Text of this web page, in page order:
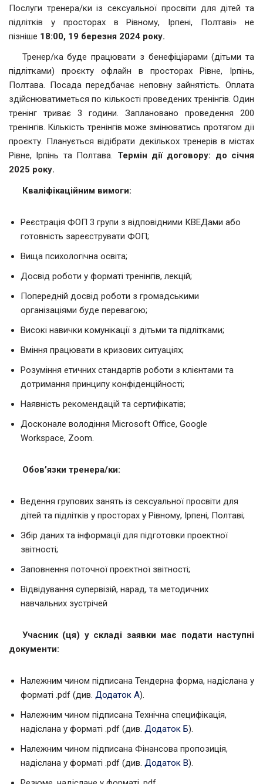
Послуги тренера/ки із сексуальної просвіти для дітей та
підлітків у просторах в Рівному, Ірпені, Полтаві» не
пізніше 18:00, 19 березня 2024 року.
Тренер/ка буде працювати з бенефіціарами (дітьми та
підлітками) проєкту офлайн в просторах Рівне, Ірпінь,
Полтава. Посада передбачає неповну зайнятість. Оплата
здійснюватиметься по кількості проведених тренінгів. Один
тренінг триває 3 години. Заплановано проведення 200
тренінгів. Кількість тренінгів може змінюватись протягом дії
проєкту. Планується відібрати декількох тренерів в містах
Рівне, Ірпінь та Полтава. Термін дії договору: до січня
2025 року.
Кваліфікаційним вимоги:
Реєстрація ФОП 3 групи з відповідними КВЕДами або
готовність зареєструвати ФОП;
Вища психологічна освіта;
Досвід роботи у форматі тренінгів, лекцій;
Попередній досвід роботи з громадськими
організаціями буде перевагою;
Високі навички комунікації з дітьми та підлітками;
Вміння працювати в кризових ситуаціях;
Розуміння етичних стандартів роботи з клієнтами та
дотримання принципу конфіденційності;
Наявність рекомендацій та сертифікатів;
Досконале володіння Microsoft Office, Google
Workspace, Zoom.
Обов’язки тренера/ки:
Ведення групових занять із сексуальної просвіти для
дітей та підлітків у просторах у Рівному, Ірпені, Полтаві;
Збір даних та інформації для підготовки проектної
звітності;
Заповнення поточної проєктної звітності;
Відвідування супервізій, нарад, та методичних
навчальних зустрічей
Учасник (ця) у складі заявки має подати наступні
документи:
Належним чином підписана Тендерна форма, надіслана у
форматі .pdf (див. Додаток А).
Належним чином підписана Технічна специфікація,
надіслана у форматі .pdf (див. Додаток Б).
Належним чином підписана Фінансова пропозиція,
надіслана у форматі .pdf (див. Додаток В).